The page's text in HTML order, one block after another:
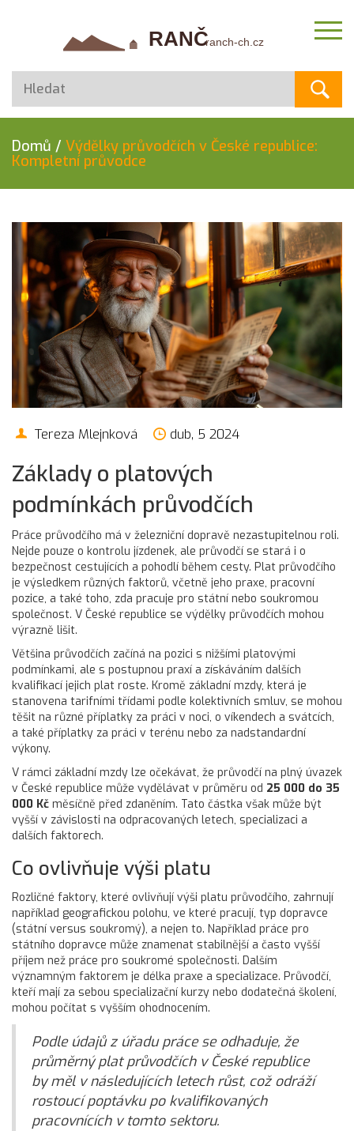
Domů / Výdělky průvodčích v České republice:
Kompletní průvodce
Tereza Mlejnková dub, 5 2024
Základy o platových
podmínkách průvodčích
Práce průvodčího má v železniční dopravě nezastupitelnou roli.
Nejde pouze o kontrolu jízdenek, ale průvodčí se stará i o
bezpečnost cestujících a pohodlí během cesty. Plat průvodčího
je výsledkem různých faktorů, včetně jeho praxe, pracovní
pozice, a také toho, zda pracuje pro státní nebo soukromou
společnost. V České republice se výdělky průvodčích mohou
výrazně lišit.
Většina průvodčích začíná na pozici s nižšími platovými
podmínkami, ale s postupnou praxí a získáváním dalších
kvalifikací jejich plat roste. Kromě základní mzdy, která je
stanovena tarifními třídami podle kolektivních smluv, se mohou
těšit na různé příplatky za práci v noci, o víkendech a svátcích,
a také příplatky za práci v terénu nebo za nadstandardní
výkony.
V rámci základní mzdy lze očekávat, že průvodčí na plný úvazek
v České republice může vydělávat v průměru od 25 000 do 35
000 Kč měsíčně před zdaněním. Tato částka však může být
vyšší v závislosti na odpracovaných letech, specializaci a
dalších faktorech.
Co ovlivňuje výši platu
Rozličné faktory, které ovlivňují výši platu průvodčího, zahrnují
například geografickou polohu, ve které pracují, typ dopravce
(státní versus soukromý), a nejen to. Například práce pro
státního dopravce může znamenat stabilnější a často vyšší
příjem než práce pro soukromé společnosti. Dalším
významným faktorem je délka praxe a specializace. Průvodčí,
kteří mají za sebou specializační kurzy nebo dodatečná školení,
mohou počítat s vyšším ohodnocením.
Podle údajů z úřadu práce se odhaduje, že
průměrný plat průvodčích v České republice
by měl v následujících letech růst, což odráží
rostoucí poptávku po kvalifikovaných
pracovnících v tomto sektoru.